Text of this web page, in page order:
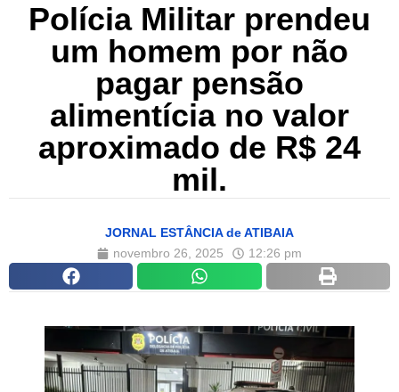
Polícia Militar prendeu
um homem por não
pagar pensão
alimentícia no valor
aproximado de R$ 24
mil.
JORNAL ESTÂNCIA de ATIBAIA
novembro 26, 2025
12:26 pm